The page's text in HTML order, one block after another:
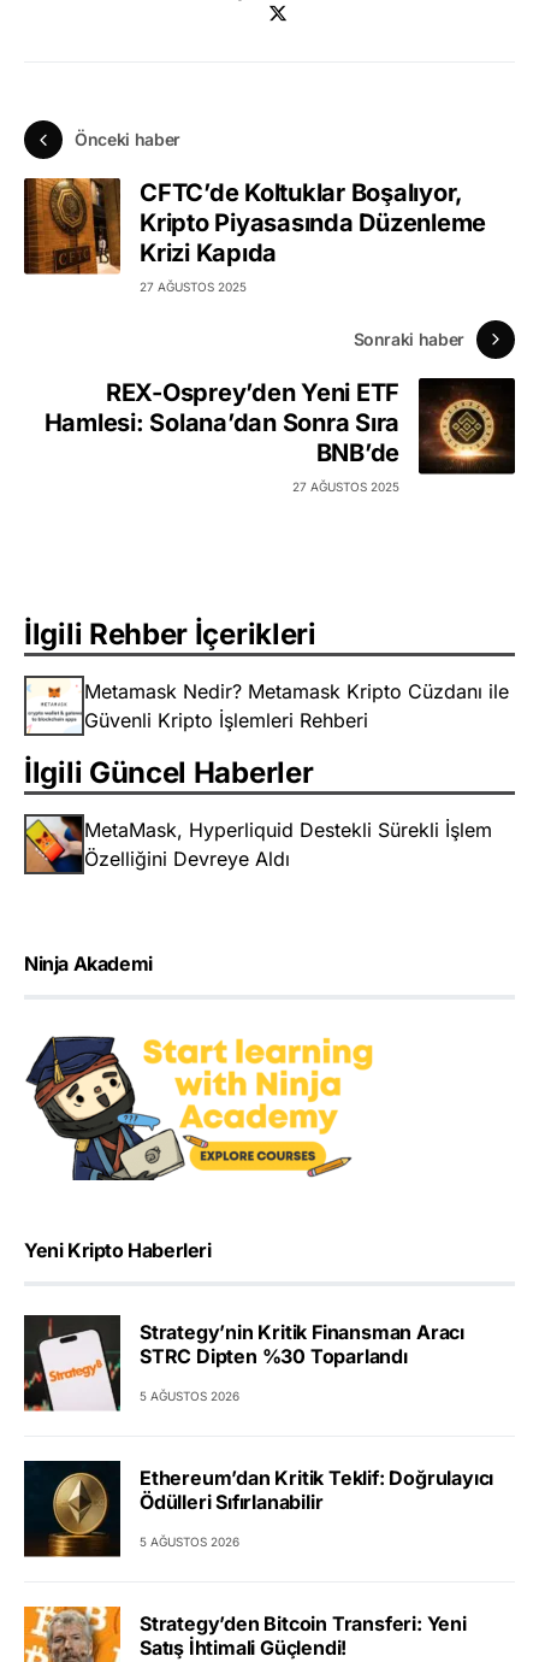
Önceki haber
CFTC’de Koltuklar Boşalıyor,
Kripto Piyasasında Düzenleme
Krizi Kapıda
27 AĞUSTOS 2025
Sonraki haber
REX-Osprey’den Yeni ETF
Hamlesi: Solana’dan Sonra Sıra
BNB’de
27 AĞUSTOS 2025
İlgili Rehber İçerikleri
Metamask Nedir? Metamask Kripto Cüzdanı ile
Güvenli Kripto İşlemleri Rehberi
İlgili Güncel Haberler
MetaMask, Hyperliquid Destekli Sürekli İşlem
Özelliğini Devreye Aldı
Ninja Akademi
Yeni Kripto Haberleri
Strategy’nin Kritik Finansman Aracı
STRC Dipten %30 Toparlandı
5 AĞUSTOS 2026
Ethereum’dan Kritik Teklif: Doğrulayıcı
Ödülleri Sıfırlanabilir
5 AĞUSTOS 2026
Strategy’den Bitcoin Transferi: Yeni
Satış İhtimali Güçlendi!